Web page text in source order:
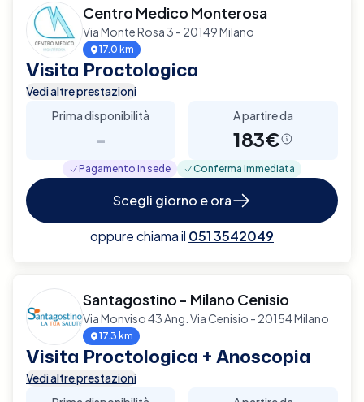
Centro Medico Monterosa
Via Monte Rosa 3 - 20149 Milano
17.0 km
Visita Proctologica
Vedi altre prestazioni
Prima disponibilità
-
A partire da
183€
Pagamento in sede Conferma immediata
Scegli giorno e ora
oppure chiama il 051 3542049
Santagostino - Milano Cenisio
Via Monviso 43 Ang. Via Cenisio - 20154 Milano
17.3 km
Visita Proctologica + Anoscopia
Vedi altre prestazioni